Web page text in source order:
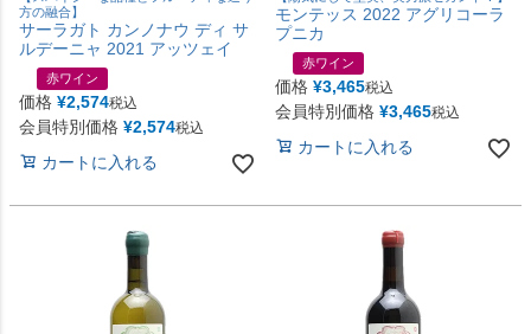
方の融合】
サーラガト カンノナウ ディ サ
ルデーニャ 2021 アッツェイ
赤ワイン
価格 ¥2,574税込
会員特別価格 ¥2,574税込
カートに入れる
モンテッス 2022 アグリコーラ
プニカ
赤ワイン
価格 ¥3,465税込
会員特別価格 ¥3,465税込
カートに入れる